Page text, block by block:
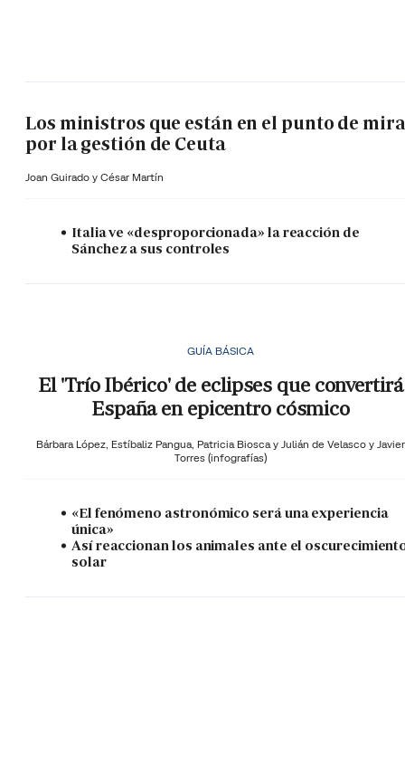
Los ministros que están en el punto de mira
por la gestión de Ceuta
Joan Guirado y César Martín
Italia ve «desproporcionada» la reacción de
Sánchez a sus controles
GUÍA BÁSICA
El 'Trío Ibérico' de eclipses que convertirá
España en epicentro cósmico
Bárbara López, Estíbaliz Pangua, Patricia Biosca y Julián de Velasco y Javier
Torres (infografías)
«El fenómeno astronómico será una experiencia
única»
Así reaccionan los animales ante el
solar